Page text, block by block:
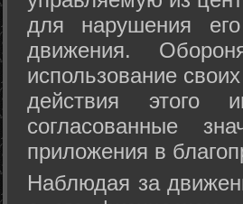
для нарушения
движения.
использование
действия этого
согласованные
приложения в
Hаблюдая за